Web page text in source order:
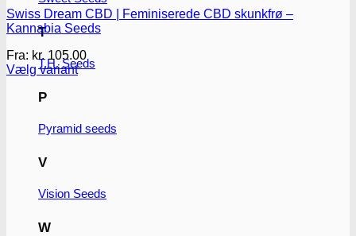
T
T.H. Seeds
P
Pyramid seeds
V
Vision Seeds
W
Swiss Dream CBD | Feminiserede CBD skunkfrø –
Kannabia Seeds
Fra: kr. 105.00
Vælg variant
Mulighederne